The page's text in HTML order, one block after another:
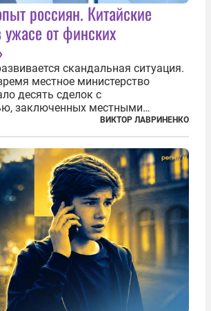
россиян. Китайские
от финских
скандальная ситуация.
местное министерство
десять сделок с
заключенных местными
капиталом. Чиновники
могли заключаться с целью
шпионской сети, чтобы
ВИКТОР ЛАВРИНЕНКО